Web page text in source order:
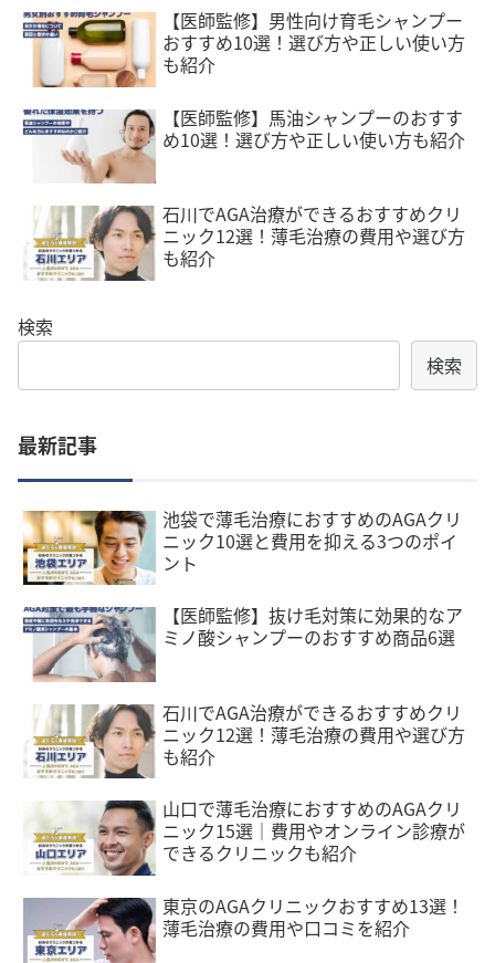
【医師監修】男性向け育毛シャンプー
おすすめ10選！選び方や正しい使い方
も紹介
【医師監修】馬油シャンプーのおすす
め10選！選び方や正しい使い方も紹介
石川でAGA治療ができるおすすめクリ
ニック12選！薄毛治療の費用や選び方
も紹介
検索
検索
最新記事
池袋で薄毛治療におすすめのAGAクリ
ニック10選と費用を抑える3つのポイ
ント
【医師監修】抜け毛対策に効果的なア
ミノ酸シャンプーのおすすめ商品6選
石川でAGA治療ができるおすすめクリ
ニック12選！薄毛治療の費用や選び方
も紹介
山口で薄毛治療におすすめのAGAクリ
ニック15選｜費用やオンライン診療が
できるクリニックも紹介
東京のAGAクリニックおすすめ13選！
薄毛治療の費用や口コミを紹介